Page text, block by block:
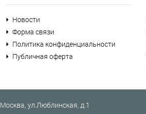
Новости
Форма связи
Политика конфиденциальности
Публичная оферта
Москва, ул.Люблинская, д.1